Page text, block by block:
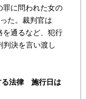
罪に問われた女の
た。裁判官は
を通るなど、犯行
判決を言い渡し
る法律 施行日は